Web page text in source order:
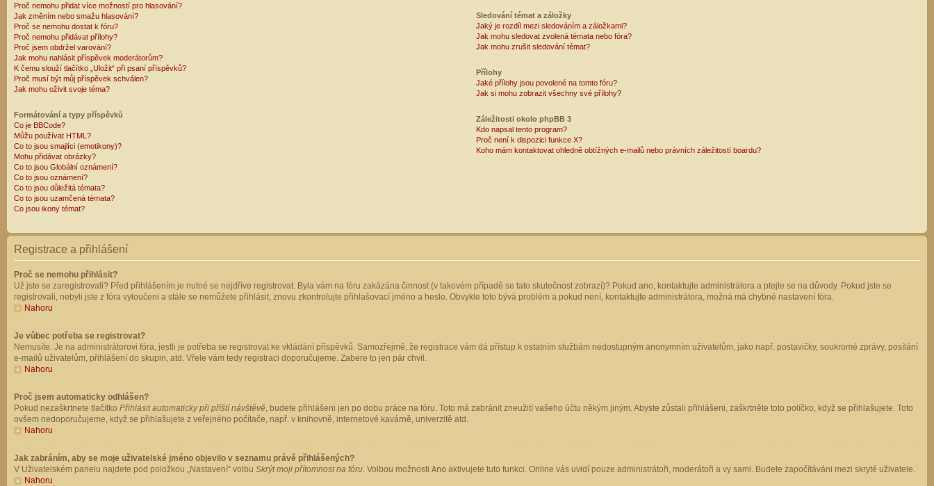
Proč nemohu přidat více možností pro hlasování?
Jak změním nebo smažu hlasování?
Proč se nemohu dostat k fóru?
Proč nemohu přidávat přílohy?
Proč jsem obdržel varování?
Jak mohu nahlásit příspěvek moderátorům?
K čemu slouží tlačítko „Uložit“ při psaní příspěvků?
Proč musí být můj příspěvek schválen?
Jak mohu oživit svoje téma?
Formátování a typy příspěvků
Co je BBCode?
Můžu používat HTML?
Co to jsou smajlíci (emotikony)?
Mohu přidávat obrázky?
Co to jsou Globální oznámení?
Co to jsou oznámení?
Co to jsou důležitá témata?
Co to jsou uzamčená témata?
Co jsou ikony témat?
Sledování témat a záložky
Jaký je rozdíl mezi sledováním a záložkami?
Jak mohu sledovat zvolená témata nebo fóra?
Jak mohu zrušit sledování témat?
Přílohy
Jaké přílohy jsou povolené na tomto fóru?
Jak si mohu zobrazit všechny své přílohy?
Záležitosti okolo phpBB 3
Kdo napsal tento program?
Proč není k dispozici funkce X?
Koho mám kontaktovat ohledně obtížných e-mailů nebo právních záležitostí boardu?
Registrace a přihlášení
Proč se nemohu přihlásit?
Už jste se zaregistrovali? Před přihlášením je nutné se nejdříve registrovat. Byla vám na fóru zakázána činnost (v takovém případě se tato skutečnost zobrazí)? Pokud ano, kontaktujte administrátora a ptejte se na důvody. Pokud jste se
registrovali, nebyli jste z fóra vyloučeni a stále se nemůžete přihlásit, znovu zkontrolujte přihlašovací jméno a heslo. Obvykle toto bývá problém a pokud není, kontaktujte administrátora, možná má chybné nastavení fóra.
Nahoru
Je vůbec potřeba se registrovat?
Nemusíte. Je na administrátorovi fóra, jestli je potřeba se registrovat ke vkládání příspěvků. Samozřejmě, že registrace vám dá přístup k ostatním službám nedostupným anonymním uživatelům, jako např. postavičky, soukromé zprávy, posílání
e-mailů uživatelům, přihlášení do skupin, atd. Vřele vám tedy registraci doporučujeme. Zabere to jen pár chvil.
Nahoru
Proč jsem automaticky odhlášen?
Pokud nezaškrtnete tlačítko Přihlásit automaticky při příští návštěvě, budete přihlášeni jen po dobu práce na fóru. Toto má zabránit zneužití vašeho účtu někým jiným. Abyste zůstali přihlášeni, zaškrtněte toto políčko, když se přihlašujete. Toto
ovšem nedoporučujeme, když se přihlašujete z veřejného počítače, např. v knihovně, internetové kavárně, univerzitě atd.
Nahoru
Jak zabráním, aby se moje uživatelské jméno objevilo v seznamu právě přihlášených?
V Uživatelském panelu najdete pod položkou „Nastavení“ volbu Skrýt moji přítomnost na fóru. Volbou možnosti Ano aktivujete tuto funkci. Online vás uvidí pouze administrátoři, moderátoři a vy sami. Budete započítáváni mezi skryté uživatele.
Nahoru